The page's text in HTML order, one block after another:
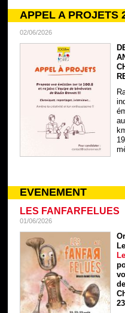
APPEL A PROJETS
02/06/2026
EVENEMENT
LES FANFARFELUES
01/06/2026